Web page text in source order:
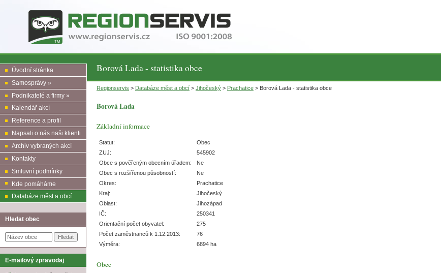
Borová Lada - statistika obce
Úvodní stránka
Samosprávy »
Podnikatelé a firmy »
Kalendář akcí
Reference a profil
Napsali o nás naši klienti
Archiv vybraných akcí
Kontakty
Smluvní podmínky
Kde pomáháme
Databáze měst a obcí
Hledat obec
E-mailový zpravodaj
Regionservis > Databáze měst a obcí > Jihočeský > Prachatice > Borová Lada - statistika obce
Borová Lada
Základní informace
Statut:
Obec
ZUJ:
545902
Obce s pověřeným obecním úřadem:
Ne
Obec s rozšířenou působností:
Ne
Okres:
Prachatice
Kraj:
Jihočeský
Oblast:
Jihozápad
IČ:
250341
Orientační počet obyvatel:
275
Počet zaměstnanců k 1.12.2013:
76
Výměra:
6894 ha
Obec